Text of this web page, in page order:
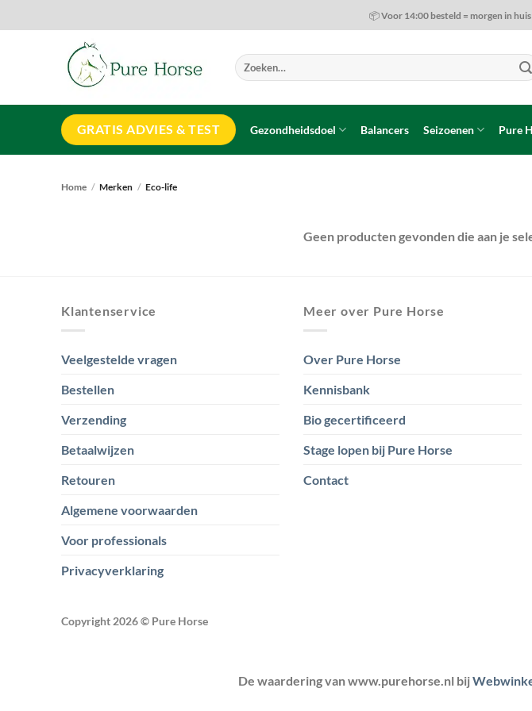
naar
📦 Voor 14:00 besteld = morgen in
Zoeken
naar:
GRATIS ADVIES & TEST Gezondheidsdoel Balancers Seizoenen Pure
Home / Merken / Eco-life
Geen producten gevonden die aan je
Klantenservice
Veelgestelde vragen
Bestellen
Verzending
Betaalwijzen
Retouren
Algemene voorwaarden
Voor professionals
Privacyverklaring
Meer over Pure Horse
Over Pure Horse
Kennisbank
Bio gecertificeerd
Stage lopen bij Pure Horse
Contact
Copyright 2026 © Pure Horse
De waardering van www.purehorse.nl bij